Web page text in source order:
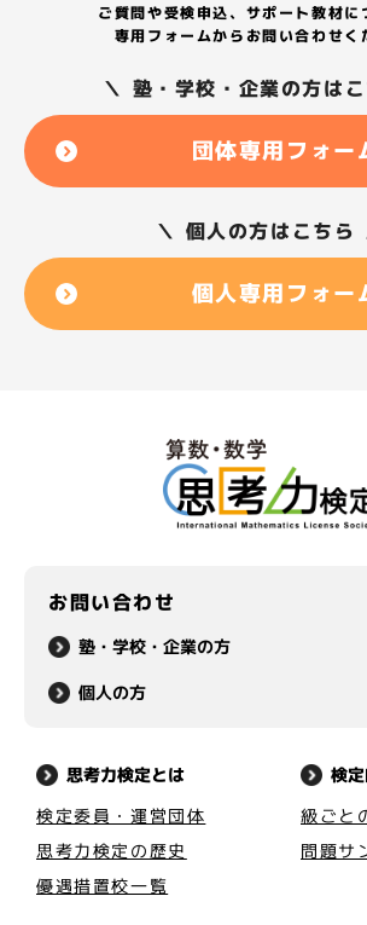
ご質問や受検申込、サポート教材に
専用フォームからお問い合わせく
＼ 塾・学校・企業の方は
団体専用フォー
＼ 個人の方はこちら
個人専用フォー
お問い合わせ
塾・学校・企業の方
個人の方
思考力検定とは
検定委員・運営団体
思考力検定の歴史
優遇措置校一覧
検
級ごと
問題サ